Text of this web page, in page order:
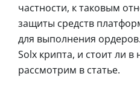
частности, к таковым
защиты средств
для выполнения
Solx крипта, и стоит ли в
рассмотрим в статье.